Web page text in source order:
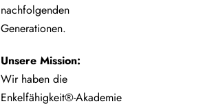
nachfolgenden
Generationen.
Unsere Mission:
Wir haben die
Enkelfähigkeit®-Akademie